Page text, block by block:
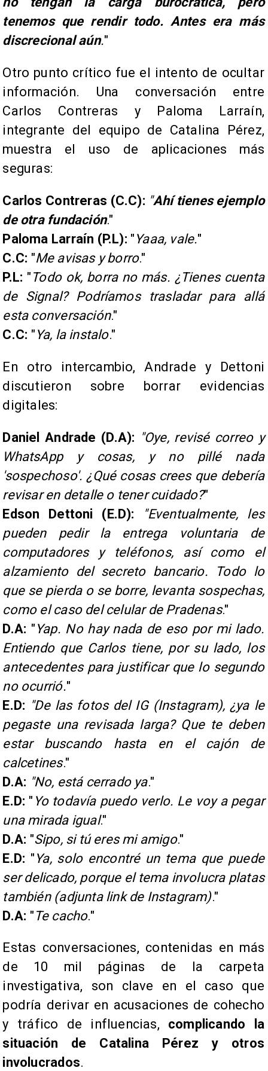
tenemos que rendir todo. Antes era más
discrecional aún."
Otro punto crítico fue el intento de ocultar
información. Una conversación entre
Carlos Contreras y Paloma Larraín,
integrante del equipo de Catalina Pérez,
muestra el uso de aplicaciones más
seguras:
Carlos Contreras (C.C): "Ahí tienes ejemplo
de otra fundación."
Paloma Larraín (P.L): " Yaaa, vale."
C.C: "Me avisas y borro."
P.L: " Todo ok, borra no más. ¿Tienes cuenta
de Signal? Podríamos trasladar para allá
esta conversación."
C.C: " Ya, la instalo."
En otro intercambio, Andrade y Dettoni
discutieron sobre borrar evidencias
digitales:
Daniel Andrade (D.A): "Oye, revisé correo y
WhatsApp y cosas, y no pillé nada
'sospechoso'. ¿Qué cosas crees que debería
revisar en detalle o tener cuidado?"
Edson Dettoni (E.D):
"Eventualmente, les
pueden pedir la entrega voluntaria de
computadores y teléfonos, así como el
alzamiento del secreto bancario. Todo lo
que se pierda o se borre, levanta sospechas,
como el caso del celular de Pradenas."
D.A: " Yap. No hay nada de eso por mi lado.
Entiendo que Carlos tiene, por su lado, los
antecedentes para justificar que lo segundo
no ocurrió."
E.D: "De las fotos del IG (Instagram), ¿ya le
pegaste una revisada larga? Que te deben
estar buscando hasta en el cajón de
calcetines."
D.A: "No, está cerrado ya."
E.D: " Yo todavía puedo verlo. Le voy a pegar
una mirada igual."
D.A: "Sipo, si tú eres mi amigo."
E.D: " Ya, solo encontré un tema que puede
ser delicado, porque el tema involucra platas
también (adjunta link de Instagram)."
D.A: " Te cacho."
Estas conversaciones, contenidas en más
de 10 mil páginas de la carpeta
investigativa, son clave en el caso que
podría derivar en acusaciones de cohecho
y tráfico de influencias, complicando la
situación de Catalina Pérez y otros
involucrados.